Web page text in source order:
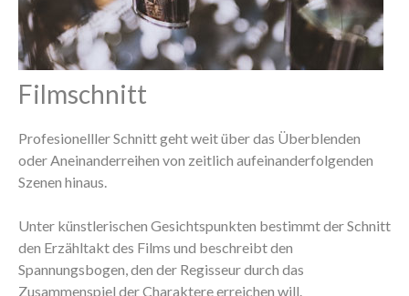
Filmschnitt
Profesionelller Schnitt geht weit über das Überblenden
oder Aneinanderreihen von zeitlich aufeinanderfolgenden
Szenen hinaus.
Unter künstlerischen Gesichtspunkten bestimmt der Schnitt
den Erzähltakt des Films und beschreibt den
Spannungsbogen, den der Regisseur durch das
Zusammenspiel der Charaktere erreichen will.